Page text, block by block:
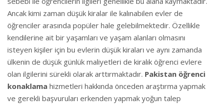
Ancak kimi zaman düşük kiralar ile kalınabilen evler de
öğrenciler arasında popüler hale gelebilmektedir. Özellikle
kendilerine ait bir yaşamları ve yaşam alanları olmasını
isteyen kişiler için bu evlerin düşük kiraları ve aynı zamanda
ülkenin de düşük günlük maliyetleri de kiralık öğrenci evlere
olan ilgilerini sürekli olarak arttırmaktadır. Pakistan öğrenci
konaklama hizmetleri hakkında önceden araştırma yapmak
ve gerekli başvuruları erkenden yapmak yoğun talep